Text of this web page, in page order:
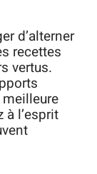
d’alterner
recettes
vertus.
à l’esprit